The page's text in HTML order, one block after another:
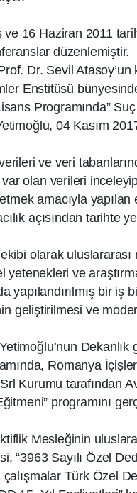
ve 16 Haziran 2011
düzenlemiştir.
Dr. Sevil
Enstitüsü
Programında”
04 Kasım
ve veri
olan verileri
amacıyla yapılan
açısından tarihte
olarak
yetenekleri ve
yapılandırılmış bir
geliştirilmesi ve
Romanya
Kurumu tarafından
programını
Mesleğinin
“3963 Sayılı Özel
Türk Özel